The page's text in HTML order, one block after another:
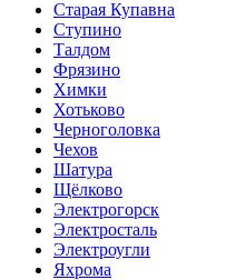
Старая Купавна
Ступино
Талдом
Фрязино
Химки
Хотьково
Черноголовка
Чехов
Шатура
Щёлково
Электрогорск
Электросталь
Электроугли
Яхрома